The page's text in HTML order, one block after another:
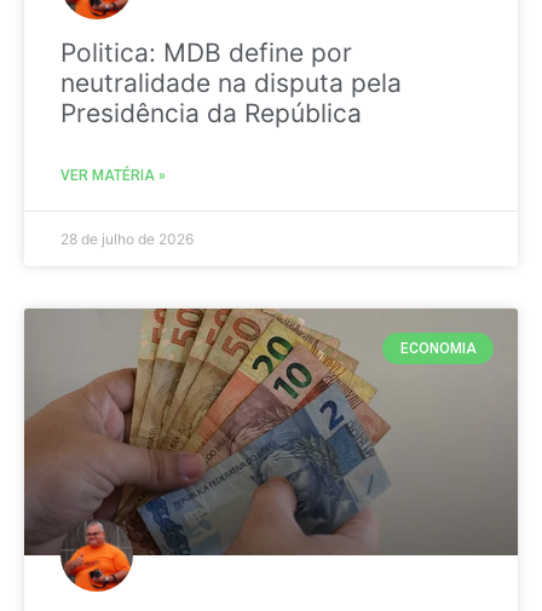
Politica: MDB define por
neutralidade na disputa pela
Presidência da República
VER MATÉRIA »
28 de julho de 2026
ECONOMIA